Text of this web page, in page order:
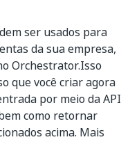
ser usados para
da sua empresa,
Orchestrator.Isso
que você criar agora
por meio da API
como retornar
acima. Mais